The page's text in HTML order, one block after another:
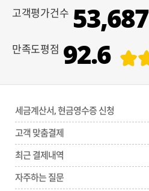
고객평가건수 53,687
만족도평점 92.6
세금계산서, 현금영수증 신청
고객 맞춤결제
최근 결제내역
자주하는 질문